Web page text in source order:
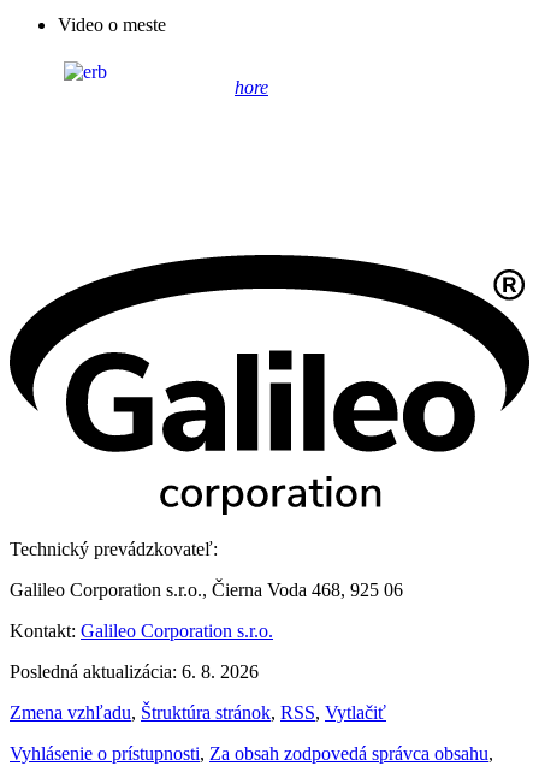
Video o meste
hore
Technický prevádzkovateľ:
Galileo Corporation s.r.o., Čierna Voda 468, 925 06
Kontakt: Galileo Corporation s.r.o.
Posledná aktualizácia: 6. 8. 2026
Zmena vzhľadu, Štruktúra stránok, RSS, Vytlačiť
Vyhlásenie o prístupnosti, Za obsah zodpovedá správca obsahu,